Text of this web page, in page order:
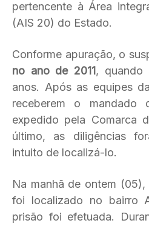
pertencente à Área
(AIS 20) do Estado.
Conforme apuração, o
no ano de 2011, quando
anos. Após as equipes
receberem o mandado
expedido pela Comarca
último, as diligências
intuito de localizá-lo.
Na manhã de ontem
foi localizado no bairro
prisão foi efetuada.